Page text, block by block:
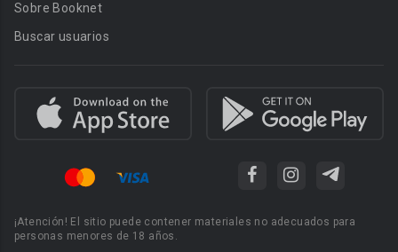
Sobre Booknet
Buscar usuarios
¡Atención! El sitio puede contener materiales no adecuados para
personas menores de 18 años.